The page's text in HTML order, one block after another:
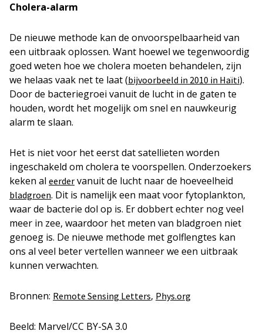
Cholera-alarm
De nieuwe methode kan de onvoorspelbaarheid van
een uitbraak oplossen. Want hoewel we tegenwoordig
goed weten hoe we cholera moeten behandelen, zijn
we helaas vaak net te laat (bijvoorbeeld in 2010 in Haïti).
Door de bacteriegroei vanuit de lucht in de gaten te
houden, wordt het mogelijk om snel en nauwkeurig
alarm te slaan.
Het is niet voor het eerst dat satellieten worden
ingeschakeld om cholera te voorspellen. Onderzoekers
keken al eerder vanuit de lucht naar de hoeveelheid
bladgroen. Dit is namelijk een maat voor fytoplankton,
waar de bacterie dol op is. Er dobbert echter nog veel
meer in zee, waardoor het meten van bladgroen niet
genoeg is. De nieuwe methode met golflengtes kan
ons al veel beter vertellen wanneer we een uitbraak
kunnen verwachten.
Bronnen: Remote Sensing Letters, Phys.org
Beeld: Marvel/CC BY-SA 3.0